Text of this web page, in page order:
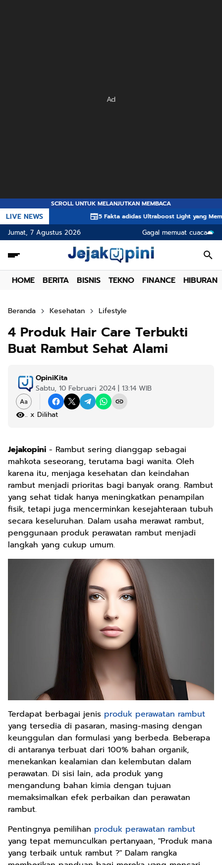
Ad
SCROLL UNTUK MELANJUTKAN MEMBACA
LIVE NEWS 5 Fakta adidas Ultraboost Light yang Membuatnya
Jumat, 7 Agustus 2026 Gagal memuat cuaca
HOME BERITA BISNIS TEKNO FINANCE HIBURAN
Beranda Kesehatan Lifestyle
4 Produk Hair Care Terbukti
Buat Rambut Sehat Alami
OpiniKita
Sabtu, 10 Februari 2024 | 13:14 WIB
... x Dilihat
Jejakopini - Rambut sering dianggap sebagai
mahkota seseorang, terutama bagi wanita. Oleh
karena itu, menjaga kesehatan dan keindahan
rambut menjadi prioritas bagi banyak orang. Rambut
yang sehat tidak hanya meningkatkan penampilan
fisik, tetapi juga mencerminkan kesejahteraan tubuh
secara keseluruhan. Dalam usaha merawat rambut,
penggunaan produk perawatan rambut menjadi
langkah yang cukup umum.
Terdapat berbagai jenis produk perawatan rambut
yang tersedia di pasaran, masing-masing dengan
keunggulan dan formulasi yang berbeda. Beberapa
di antaranya terbuat dari 100% bahan organik,
menekankan kealamian dan kelembutan dalam
perawatan. Di sisi lain, ada produk yang
mengandung bahan kimia dengan tujuan
memaksimalkan efek perbaikan dan perawatan
rambut.
Pentingnya pemilihan produk perawatan rambut
yang tepat memunculkan pertanyaan, "Produk mana
yang terbaik untuk rambut ?" Dalam rangka